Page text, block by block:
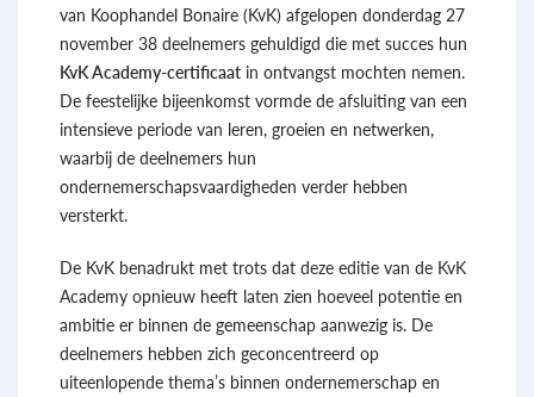
van Koophandel Bonaire (KvK) afgelopen donderdag 27
november 38 deelnemers gehuldigd die met succes hun
KvK Academy-certificaat in ontvangst mochten nemen.
De feestelijke bijeenkomst vormde de afsluiting van een
intensieve periode van leren, groeien en netwerken,
waarbij de deelnemers hun
ondernemerschapsvaardigheden verder hebben
versterkt.
De KvK benadrukt met trots dat deze editie van de KvK
Academy opnieuw heeft laten zien hoeveel potentie en
ambitie er binnen de gemeenschap aanwezig is. De
deelnemers hebben zich geconcentreerd op
uiteenlopende thema’s binnen ondernemerschap en